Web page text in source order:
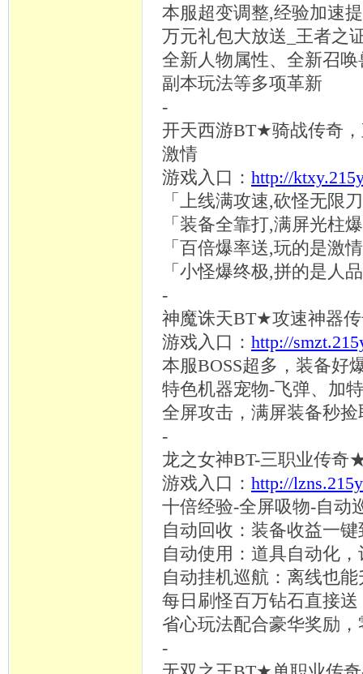
本服超变调整,经验加速
万元礼包大放送 _王者之
全新人物属性、全新召
副本玩法等多项革新
-
开天西游BT★骑战传奇，
激情
游戏入口： http://
「上线满攻速,砍怪无限
「装备全靠打,满屏光柱
「百倍爆率送,玩的是激
「小怪爆终极,拼的是人
-
神魔诛天BT★攻速神器
游戏入口： http://
本服BOSS超多，装备好
特色机器宠物-飞弹、加
全屏攻击，满屏装备秒
-
龙之女神BT-三职业传奇
游戏入口： http://
十倍经验-全屏吸物-自动
自动回收：装备收益一
自动使用：道具自动化
自动挂机巡航：离线也
每日刷怪百万钻石直接
省心玩法配合豪华奖励
-